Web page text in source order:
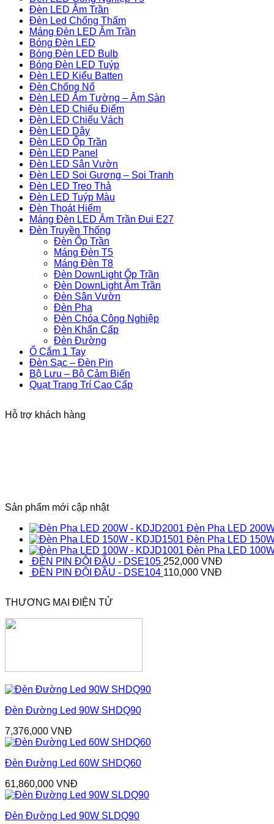
Đèn LED Âm Trần
Đèn Led Chống Thấm
Máng Đèn LED Âm Trần
Bóng Đèn LED
Bóng Đèn LED Bulb
Bóng Đèn LED Tuýp
Đèn LED Kiểu Batten
Đèn Chống Nổ
Đèn LED Âm Tường – Âm Sàn
Đèn LED Chiếu Điểm
Đèn LED Chiếu Vách
Đèn LED Dây
Đèn LED Ốp Trần
Đèn LED Panel
Đèn LED Sân Vườn
Đèn LED Soi Gương – Soi Tranh
Đèn LED Treo Thả
Đèn LED Tuýp Màu
Đèn Thoát Hiểm
Máng Đèn LED Âm Trần Đui E27
Đèn Truyền Thống
Đèn Ốp Trần
Máng Đèn T5
Máng Đèn T8
Đèn DownLight Ốp Trần
Đèn DownLight Âm Trần
Đèn Sân Vườn
Đèn Pha
Đèn Chóa Công Nghiệp
Đèn Khẩn Cấp
Đèn Đường
Ổ Cắm 1 Tay
Đèn Sạc – Đèn Pin
Bộ Lưu – Bộ Cảm Biến
Quạt Trang Trí Cao Cấp
Hỗ trợ khách hàng
Sản phẩm mới cập nhật
Đèn Pha LED
Đèn Pha LED
Đèn Pha LED
ĐÈN PIN ĐỘI ĐẦU - DSE105 252,000 VNĐ
ĐÈN PIN ĐỘI ĐẦU - DSE104 110,000 VNĐ
THƯƠNG MẠI ĐIỆN TỬ
Đèn Đường Led 90W SHDQ90
7,376,000 VNĐ
Đèn Đường Led 60W SHDQ60
61,860,000 VNĐ
Đèn Đường Led 90W SLDQ90